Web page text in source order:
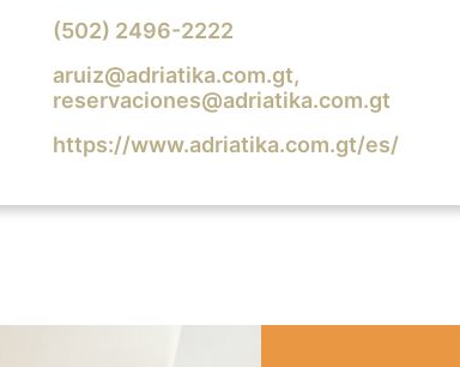
(502) 2496-2222
aruiz@adriatika.com.gt,
reservaciones@adriatika.com.gt
https://www.adriatika.com.gt/es/